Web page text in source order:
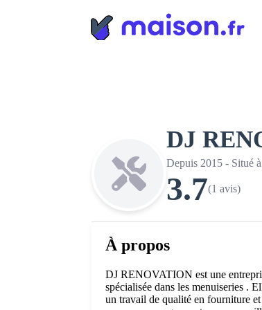
DJ
Depuis 2015 - Situé
3.7(1 avis)
À propos
DJ RENOVATION est une
spécialisée dans les menuiseries .
un travail de qualité en fourniture